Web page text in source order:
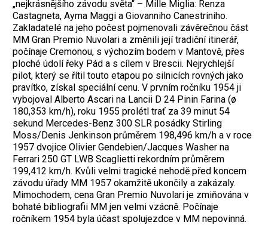
„nejkrásnějšího závodu světa“ – Mille Miglia: Renza
Castagneta, Ayma Maggi a Giovanniho Canestriniho.
Zakladatelé na jeho počest pojmenovali závěrečnou část
MM Gran Premio Nuvolari a změnili její tradiční itinerář,
počínaje Cremonou, s výchozím bodem v Mantově, přes
ploché údolí řeky Pád a s cílem v Brescii. Nejrychlejší
pilot, který se řítil touto etapou po silnicích rovných jako
pravítko, získal speciální cenu. V prvním ročníku 1954 ji
vybojoval Alberto Ascari na Lancii D 24 Pinin Farina (ø
180,353 km/h), roku 1955 prolétl trať za 39 minut 54
sekund Mercedes-Benz 300 SLR posádky Stirling
Moss/Denis Jenkinson průměrem 198,496 km/h a v roce
1957 dvojice Olivier Gendebien/Jacques Washer na
Ferrari 250 GT LWB Scaglietti rekordním průměrem
199,412 km/h. Kvůli velmi tragické nehodě před koncem
závodu úřady MM 1957 okamžitě ukončily a zakázaly.
Mimochodem, cena Gran Premio Nuvolari je zmiňována v
bohaté bibliografii MM jen velmi vzácně. Počínaje
ročníkem 1954 byla účast spolujezdce v MM nepovinná.